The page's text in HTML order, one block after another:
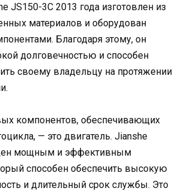
JS150-3C 2013 года изготовлен из
материалов и оборудован
Благодаря этому, он
долговечностью и способен
своему владельцу на протяжении
компонентов, обеспечивающих
— это двигатель. Jianshe
мощным и эффективным
способен обеспечить высокую
и длительный срок службы. Это